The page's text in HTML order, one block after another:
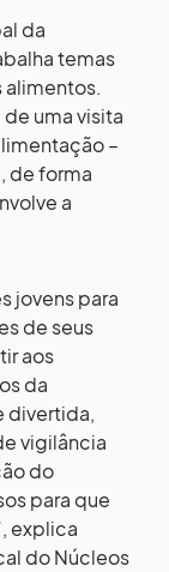
da
temas
alimentos.
uma visita
–
de forma
a
jovens para
de seus
aos
da
divertida,
vigilância
do
para que
explica
do Núcleos